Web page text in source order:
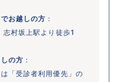
お越しの方 ：
志村坂上駅より徒歩1
の方 ：
「受診者利用優先」の